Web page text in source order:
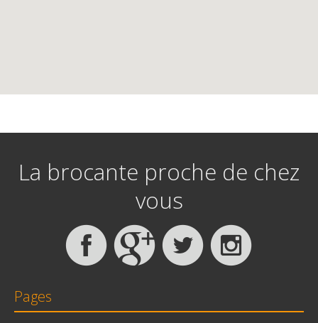
La brocante proche de chez
vous
Pages